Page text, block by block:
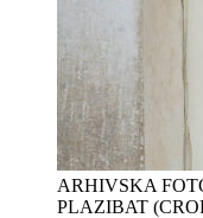
ARHIVSKA
PLAZIBAT